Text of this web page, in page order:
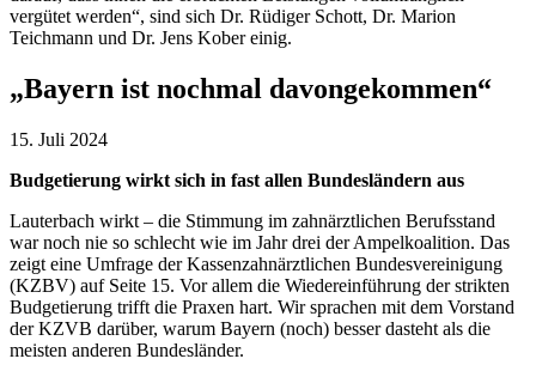
vergütet werden“, sind sich Dr. Rüdiger Schott, Dr. Marion
Teichmann und Dr. Jens Kober einig.
„Bayern ist nochmal davongekommen“
15. Juli 2024
Budgetierung wirkt sich in fast allen Bundesländern aus
Lauterbach wirkt – die Stimmung im zahnärztlichen Berufsstand
war noch nie so schlecht wie im Jahr drei der Ampelkoalition. Das
zeigt eine Umfrage der Kassenzahnärztlichen Bundesvereinigung
(KZBV) auf Seite 15. Vor allem die Wiedereinführung der strikten
Budgetierung trifft die Praxen hart. Wir sprachen mit dem Vorstand
der KZVB darüber, warum Bayern (noch) besser dasteht als die
meisten anderen Bundesländer.